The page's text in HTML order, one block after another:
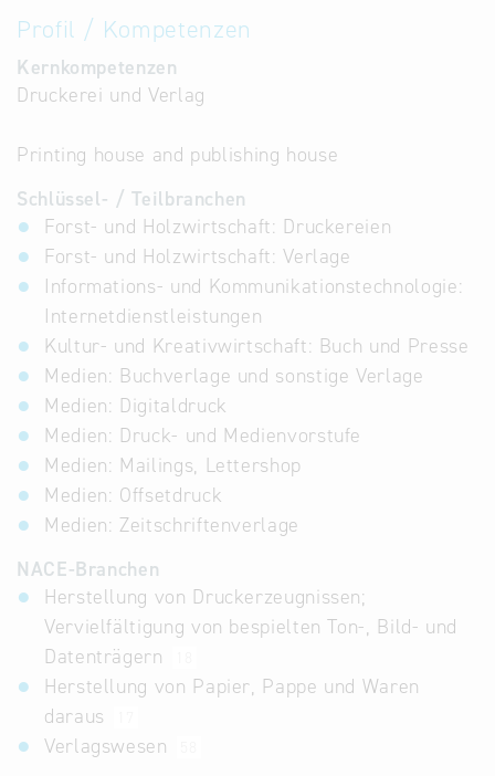
Profil / Kompetenzen
Kernkompetenzen
Druckerei und Verlag
Printing house and publishing house
Schlüssel- / Teilbranchen
Forst- und Holzwirtschaft: Druckereien
Forst- und Holzwirtschaft: Verlage
Informations- und Kommunikationstechnologie:
Internetdienstleistungen
Kultur- und Kreativwirtschaft: Buch und Presse
Medien: Buchverlage und sonstige Verlage
Medien: Digitaldruck
Medien: Druck- und Medienvorstufe
Medien: Mailings, Lettershop
Medien: Offsetdruck
Medien: Zeitschriftenverlage
NACE-Branchen
Herstellung von Druckerzeugnissen;
Vervielfältigung von bespielten Ton-, Bild- und
Datenträgern
Herstellung von Papier, Pappe und Waren
daraus
Verlagswesen